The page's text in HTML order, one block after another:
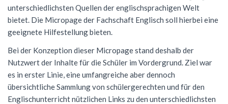
Service
Kontakt
Theater-AG
Politik-AG
Schülerzeitung
Schulsanitäter
Kreatives Schreiben
Jahrgangsstufe
Bildungspartnerschaft
Ab Klasse 6
Kursstufe
Austausch
DELF
Außerunterrichtliche Veranstaltungen
Geschichte
Informatik
G9: Informatik und Medienbildung
G8: IMP (Informatik, Mathematik, Physik)
Warum Italienisch?
Italienisch als 3. Fremdsprache
Katholische Religion
Literatur und Theater
Konzerte
Praktikum am FSG
Lernmittel
Anmeldung Klasse 5
Schulanmeldung
Datenschutz
unterschiedlichsten Quellen der englischsprachigen Welt
bietet. Die Micropage der Fachschaft Englisch soll hierbei eine
geeignete Hilfestellung bieten.
Bei der Konzeption dieser Micropage stand deshalb der
Nutzwert der Inhalte für die Schüler im Vordergrund. Ziel war
es in erster Linie, eine umfangreiche aber dennoch
übersichtliche Sammlung von schülergerechten und für den
Englischunterricht nützlichen Links zu den unterschiedlichsten